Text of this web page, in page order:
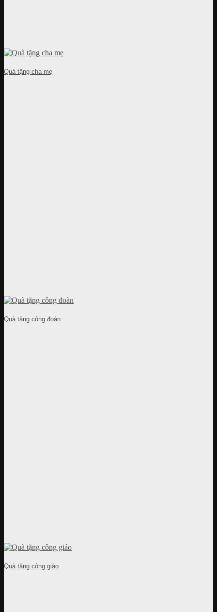
Quà tặng cha mẹ
Quà tặng công đoàn
Quà tặng công giáo